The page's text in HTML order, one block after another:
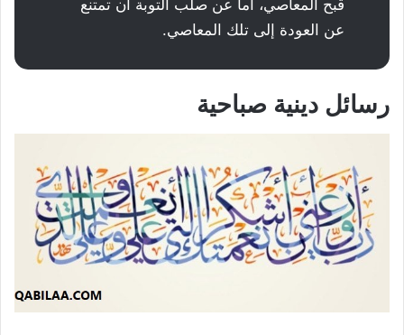
قبح المعاصي، أما عن صلب التوبة أن تمتنع
عن العودة إلى تلك المعاصي.
رسائل دينية صباحية